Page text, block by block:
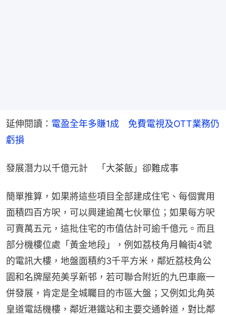
延伸閱讀： 電盈全年多賺1成　免費電視及OTT業務仍
虧損
發展潛力以千億元計　「大茶飯」卻難成事
簡單推算，如果將這些項目全部建成住宅、每個實用
面積四百方呎，可以興建逾萬七伙單位；如果每方呎
可賣萬五元，這批住宅的市值估計可逾千億元。而且
部分機樓位處「黃金地段」，例如荔枝角月輪街4號
的電訊大樓，地盤面積約3千平方米，鄰近荔枝角公
園和名牌屋苑美孚新邨，若可聯合附近的九巴車廠一
併發展，肯定是全城矚目的市區大盤；又例如北角英
皇道電話機樓，鄰近港鐵站和主要交通幹道，對比鄰